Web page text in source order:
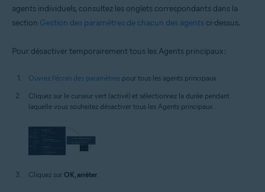
agents individuels, consultez les onglets correspondants dans la
section Gestion des paramètres de chacun des agents ci-dessus.
Pour désactiver temporairement tous les Agents principaux :
Ouvrez l’écran des paramètres pour tous les agents principaux.
Cliquez sur le curseur vert (activé) et sélectionnez la durée pendant
laquelle vous souhaitez désactiver tous les Agents principaux.
Cliquez sur OK, arrêter.